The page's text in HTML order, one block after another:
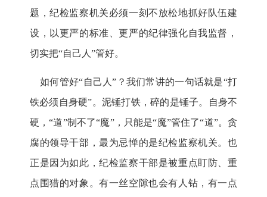
题，纪检监察机关必须一刻不放松地抓好队伍建
设，以更严的标准、更严的纪律强化自我监督，
切实把“自己人”管好。
如何管好“自己人”？我们常讲的一句话就是“打
铁必须自身硬”。泥锤打铁，碎的是锤子。自身不
硬，“道”制不了“魔”，只能是“魔”管住了“道”。贪
腐的领导干部，最为忌惮的是纪检监察机关。也
正是因为如此，纪检监察干部是被重点盯防、重
点围猎的对象。有一丝空隙也会有人钻，有一点